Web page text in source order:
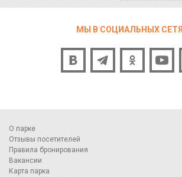
МЫ В СОЦИАЛЬНЫХ
О парке
Отзывы посетителей
Правила бронирования
Вакансии
Карта парка